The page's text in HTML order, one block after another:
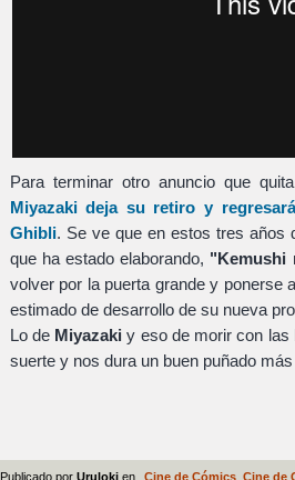
Para terminar otro anuncio que
Miyazakideja su retiro y
Ghibli. Se ve que en estos tres años
que ha estado elaborando, "Kemushi
volver por la puerta grande y ponerse
estimado de desarrollo de su nueva
Lo de Miyazaki y eso de morir con las
suerte y nos dura un buen puñado
Publicado por Uruloki en Cine de Cómics, Cine de